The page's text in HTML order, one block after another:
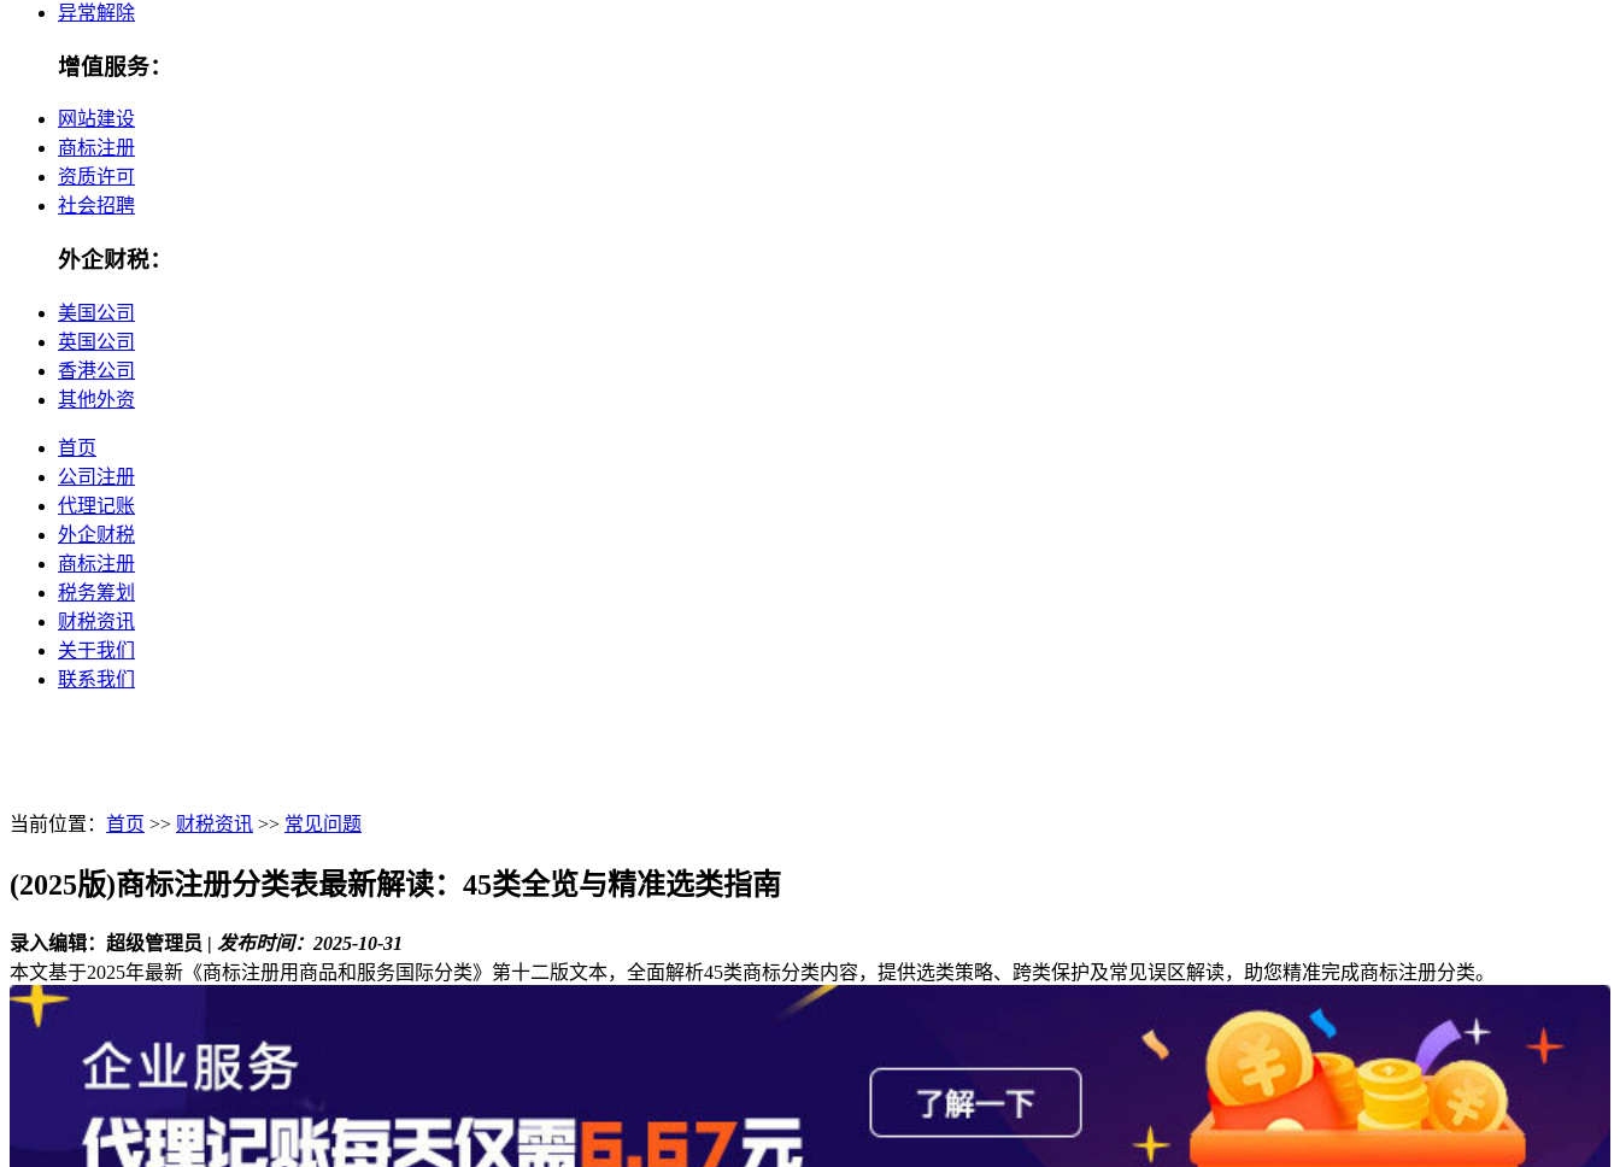
异常解除
增值服务：
网站建设
商标注册
资质许可
社会招聘
外企财税：
美国公司
英国公司
香港公司
其他外资
首页
公司注册
代理记账
外企财税
商标注册
税务筹划
财税资讯
关于我们
联系我们
当前位置： 首页 >> 财税资讯 >> 常见问题
(2025版)商标注册分类表最新解读：45类全览与精准选类指南
录入编辑：超级管理员 | 发布时间：2025-10-31
本文基于2025年最新《商标注册用商品和服务国际分类》第十二版文本，全面解析45类商标分类内容，提供选类策略、跨类保护及常见误区解读，助您精准完成商标注册分类。